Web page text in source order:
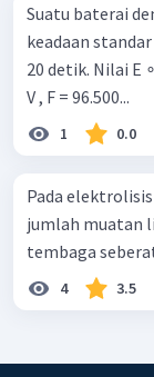
Suatu baterai
keadaan
20 detik. Nilai E ∘
V , F = 96.500...
1 0.0
Pada elektrolisis
jumlah muatan
tembaga
4 3.5